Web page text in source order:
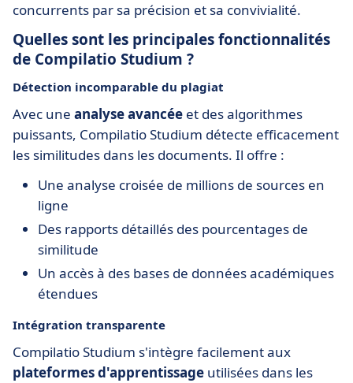
concurrents par sa précision et sa convivialité.
Quelles sont les principales fonctionnalités
de Compilatio Studium ?
Détection incomparable du plagiat
Avec une analyse avancée et des algorithmes
puissants, Compilatio Studium détecte efficacement
les similitudes dans les documents. Il offre :
Une analyse croisée de millions de sources en
ligne
Des rapports détaillés des pourcentages de
similitude
Un accès à des bases de données académiques
étendues
Intégration transparente
Compilatio Studium s'intègre facilement aux
plateformes d'apprentissage utilisées dans les